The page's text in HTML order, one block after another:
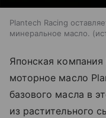
Plantech Racing
минеральное масло.
Японская компания
моторное масло
базового масла в
из растительного